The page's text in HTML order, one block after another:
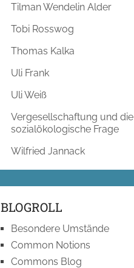
Tilman Wendelin Alder
Tobi Rosswog
Thomas Kalka
Uli Frank
Uli Weiß
Vergesellschaftung und die
sozialökologische Frage
Wilfried Jannack
BLOGROLL
Besondere Umstände
Common Notions
Commons Blog